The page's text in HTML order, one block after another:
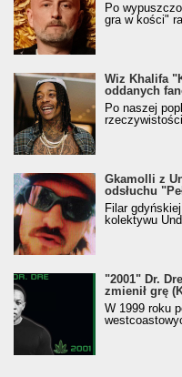
Po
gra w kości"
Wiz Khalifa
oddanych
Po naszej
Gkamolli z
odsłuchu
Filar
kolektywu
"2001" Dr.
zmienił grę
W 1999 roku